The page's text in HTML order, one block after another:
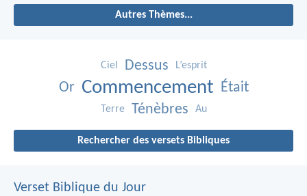
Autres Thèmes...
Ciel Dessus L’esprit
Or Commencement Était
Terre Ténèbres Au
Rechercher des versets Bibliques
Verset Biblique du Jour